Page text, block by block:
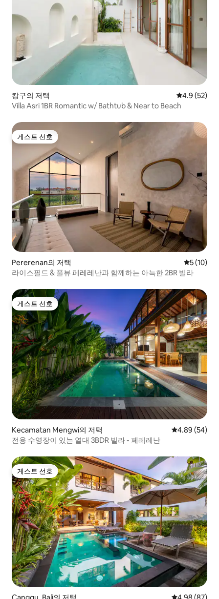
캉구의 저택 평점 4.9점(5
4.9 (52)
Villa Asri 1BR Romantic w/ Bathtub & Near to Beach
게스트 선호
게스트 선호
Pererenan의 저택 평점 5점
5 (10)
라이스필드 & 풀뷰 페레레난과 함께하는 아늑한 2BR 빌라
게스트 선호
게스트 선호
Kecamatan Mengwi의 저택 평점 4.89점(5
4.89 (54)
전용 수영장이 있는 열대 3BDR 빌라 - 페레레난
게스트 선호
게스트 선호
Canggu, Bali의 저택 평점 4.98점(5
4.98 (87)